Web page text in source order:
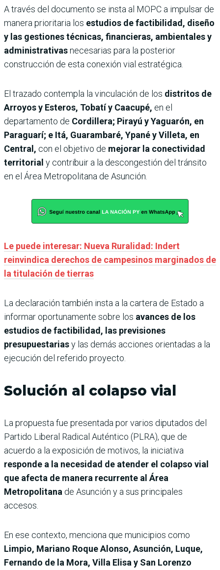
A través del documento se insta al MOPC a impulsar de
manera prioritaria los estudios de factibilidad, diseño
y las gestiones técnicas, financieras, ambientales y
administrativasnecesarias para la posterior
construcción de esta conexión vial estratégica.
El trazado contempla la vinculación de los distritos de
Arroyos y Esteros, Tobatí y Caacupé, en el
departamento de Cordillera; Pirayú y Yaguarón, en
Paraguarí; e Itá, Guarambaré, Ypané y Villeta, en
Central, con el objetivo de mejorar la conectividad
territorial y contribuir a la descongestión del tránsito
en el Área Metropolitana de Asunción.
Le puede interesar: Nueva Ruralidad: Indert
reinvindica derechos de campesinos marginados de
la titulación de tierras
La declaración también insta a la cartera de Estado a
informar oportunamente sobre los avances de los
estudios de factibilidad, las previsiones
presupuestariasy las demás acciones orientadas a la
ejecución del referido proyecto.
Solución al colapso vial
La propuesta fue presentada por varios diputados del
Partido Liberal Radical Auténtico (PLRA), que de
acuerdo a la exposición de motivos, la iniciativa
responde a la necesidad de atender el colapso vial
que afecta de manera recurrente al Área
Metropolitana de Asunción y a sus principales
accesos.
En ese contexto, menciona que municipios como
Limpio, Mariano Roque Alonso, Asunción, Luque,
Fernando de la Mora, Villa Elisa y San Lorenzo